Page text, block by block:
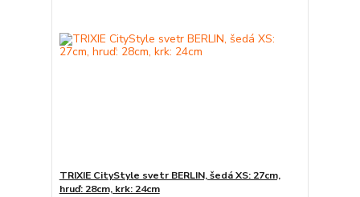
TRIXIE CityStyle svetr BERLIN, šedá XS: 27cm,
hruď: 28cm, krk: 24cm